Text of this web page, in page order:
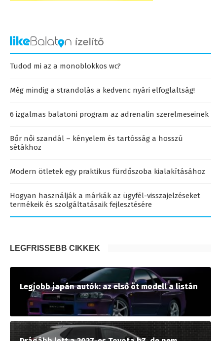
Tudod mi az a monoblokkos wc?
Még mindig a strandolás a kedvenc nyári elfoglaltság!
6 izgalmas balatoni program az adrenalin szerelmeseinek
Bőr női szandál – kényelem és tartósság a hosszú
sétákhoz
Modern ötletek egy praktikus fürdőszoba kialakításához
Hogyan használják a márkák az ügyfél-visszajelzéseket
termékeik és szolgáltatásaik fejlesztésére
LEGFRISSEBB CIKKEK
Legjobb japán autók: az első öt modell a listán